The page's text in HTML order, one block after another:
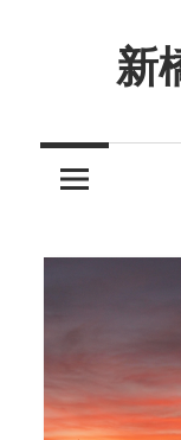
ツ
キ
プ
新
ん
と
た
し
の